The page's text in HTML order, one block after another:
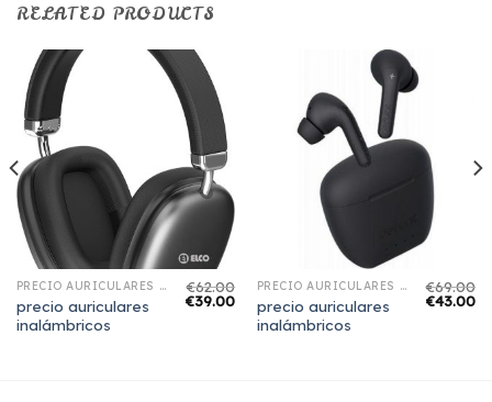
RELATED PRODUCTS
PRECIO AURICULARES INALÁMBRICOS
precio auriculares
inalámbricos
€62.00
€39.00
PRECIO AURICULARES INALÁMBRICOS
precio auriculares
inalámbricos
€69.00
€43.00